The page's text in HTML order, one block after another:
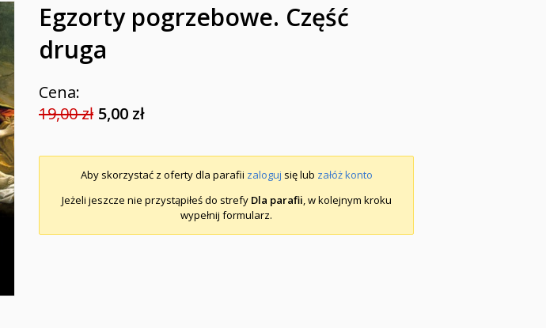
Egzorty pogrzebowe. Część
druga
Cena:
19,00 zł 5,00 zł
Aby skorzystać z oferty dla parafii zaloguj się lub załóż konto
Jeżeli jeszcze nie przystąpiłeś do strefy Dla parafii, w kolejnym kroku
wypełnij formularz.